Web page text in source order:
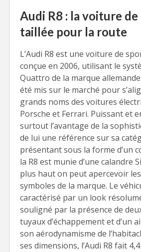
Audi R8 : la voiture
taillée pour la route
L’Audi R8 est une voiture de
conçue en 2006, utilisant le
Quattro de la marque
été mis sur le marché pour
grands noms des voitures
Porsche et Ferrari. Puissant et
surtout l’avantage de la
de lui une référence sur sa
présentant sous la forme d’un
la R8 est munie d’une calandre
plus haut on peut apercevoir
symboles de la marque. Le
caractérisé par un look
souligné par la présence de
tuyaux d’échappement et d’un
son aérodynamisme de
ses dimensions, l’Audi R8 fait